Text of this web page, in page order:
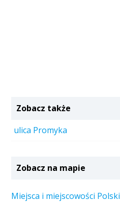
Zobacz także
ulica Promyka
Zobacz na mapie
Miejsca i miejscowości Polski